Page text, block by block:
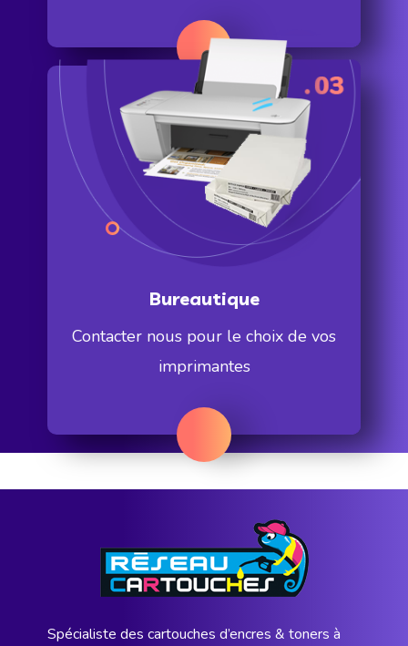
Bureautique
Contacter nous pour le choix de vos
imprimantes
Spécialiste des cartouches d’encres & toners à